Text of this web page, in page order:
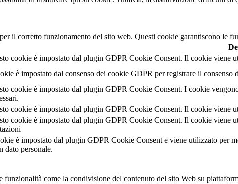
il corretto funzionamento del sito web. Questi cookie garantiscono le
cookie è impostato dal plugin GDPR Cookie Consent. Il cookie viene
è impostato dal consenso dei cookie GDPR per registrare il
cookie è impostato dal plugin GDPR Cookie Consent. I cookie
cookie è impostato dal plugin GDPR Cookie Consent. Il cookie viene
cookie è impostato dal plugin GDPR Cookie Consent. Il cookie viene
è impostato dal plugin GDPR Cookie Consent e viene utilizzato per
dato personale.
funzionalità come la condivisione del contenuto del sito Web su